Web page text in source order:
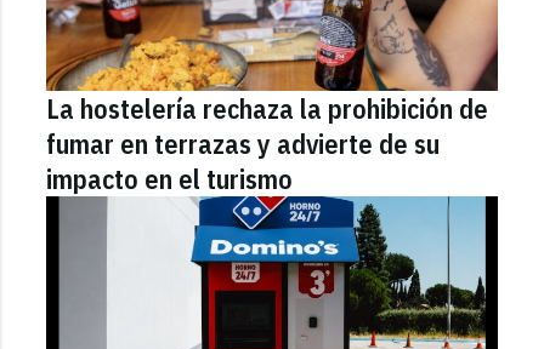
La hostelería rechaza la prohibición de
fumar en terrazas y advierte de su
impacto en el turismo